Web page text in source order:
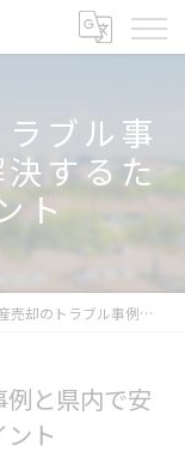
ブル事
するた
ト
事例と県内で安全に解決するための実践ポイント
と県内で安
ト